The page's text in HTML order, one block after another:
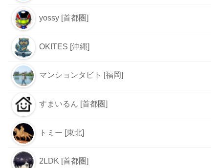
yossy [首都圏]
OKITES [沖縄]
マンションタビト [福岡]
すまいるん [首都圏]
トミー [東北]
2LDK [首都圏]